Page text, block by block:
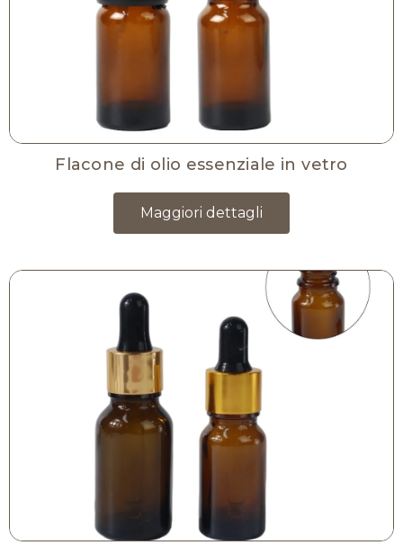
Flacone di olio essenziale in vetro
Maggiori dettagli